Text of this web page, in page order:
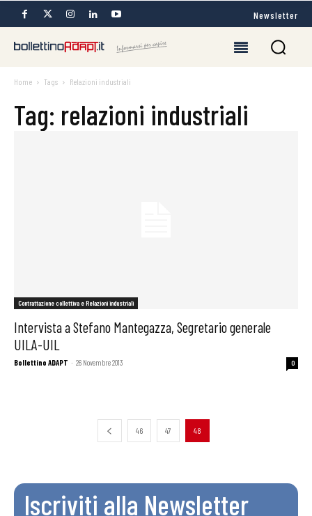
Newsletter
Home Tags Relazioni industriali
Tag: relazioni industriali
Contrattazione collettiva e Relazioni industriali
Intervista a Stefano Mantegazza, Segretario generale
UILA-UIL
Bollettino ADAPT - 26 Novembre 2013 0
46 47 48
Iscriviti alla Newsletter